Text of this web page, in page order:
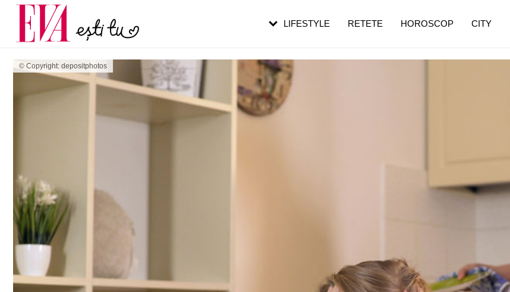
© Copyright: depositphotos
LIFESTYLE RETETE HOROSCOP CITY
Carieră
Actualitate
pe măsură ce înaintezi în vârstă